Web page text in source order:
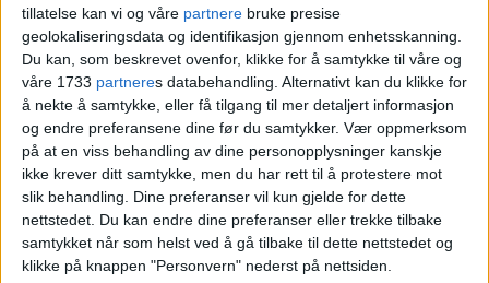
tillatelse kan vi og våre partnere bruke presise
geolokaliseringsdata og identifikasjon gjennom enhetsskanning.
Du kan, som beskrevet ovenfor, klikke for å samtykke til våre og
våre 1733 partneres databehandling. Alternativt kan du klikke for
å nekte å samtykke, eller få tilgang til mer detaljert informasjon
og endre preferansene dine før du samtykker. Vær oppmerksom
på at en viss behandling av dine personopplysninger kanskje
ikke krever ditt samtykke, men du har rett til å protestere mot
slik behandling. Dine preferanser vil kun gjelde for dette
nettstedet. Du kan endre dine preferanser eller trekke tilbake
samtykket når som helst ved å gå tilbake til dette nettstedet og
klikke på knappen "Personvern" nederst på nettsiden.
skiltet var Olsenbandens «Basse», alias
Pål Johannessen, sønn av Kjell og
Valborg.